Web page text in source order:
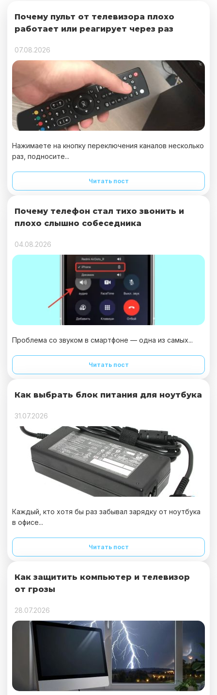
Почему пульт от телевизора плохо
работает или реагирует через раз
07.08.2026
Нажимаете на кнопку переключения каналов несколько
раз, подносите...
Читать пост
Почему телефон стал тихо звонить и
плохо слышно собеседника
04.08.2026
Проблема со звуком в смартфоне — одна из самых...
Читать пост
Как выбрать блок питания для ноутбука
31.07.2026
Каждый, кто хотя бы раз забывал зарядку от ноутбука
в офисе...
Читать пост
Как защитить компьютер и телевизор
от грозы
28.07.2026